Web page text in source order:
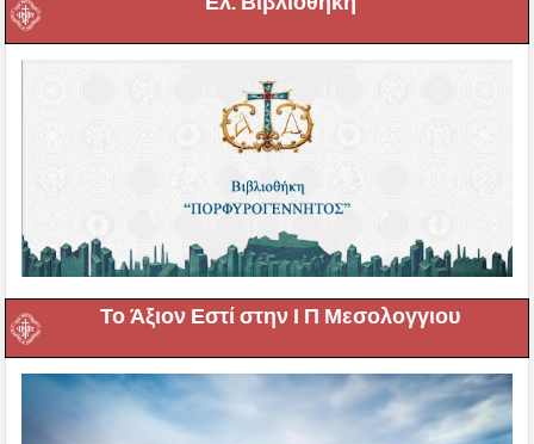
Το Άξιον Εστί στην Ι Π Μεσολογγιου